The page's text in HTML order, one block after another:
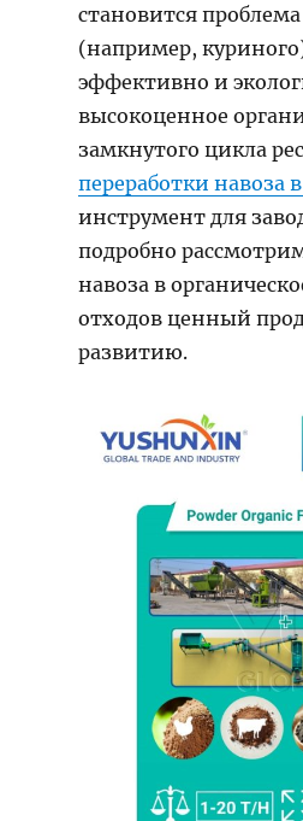
становится
(например,
эффективно и
высокоценное
замкнутого цикла
переработки навоза
инструмент для
подробно
навоза в
отходов ценный
развитию.